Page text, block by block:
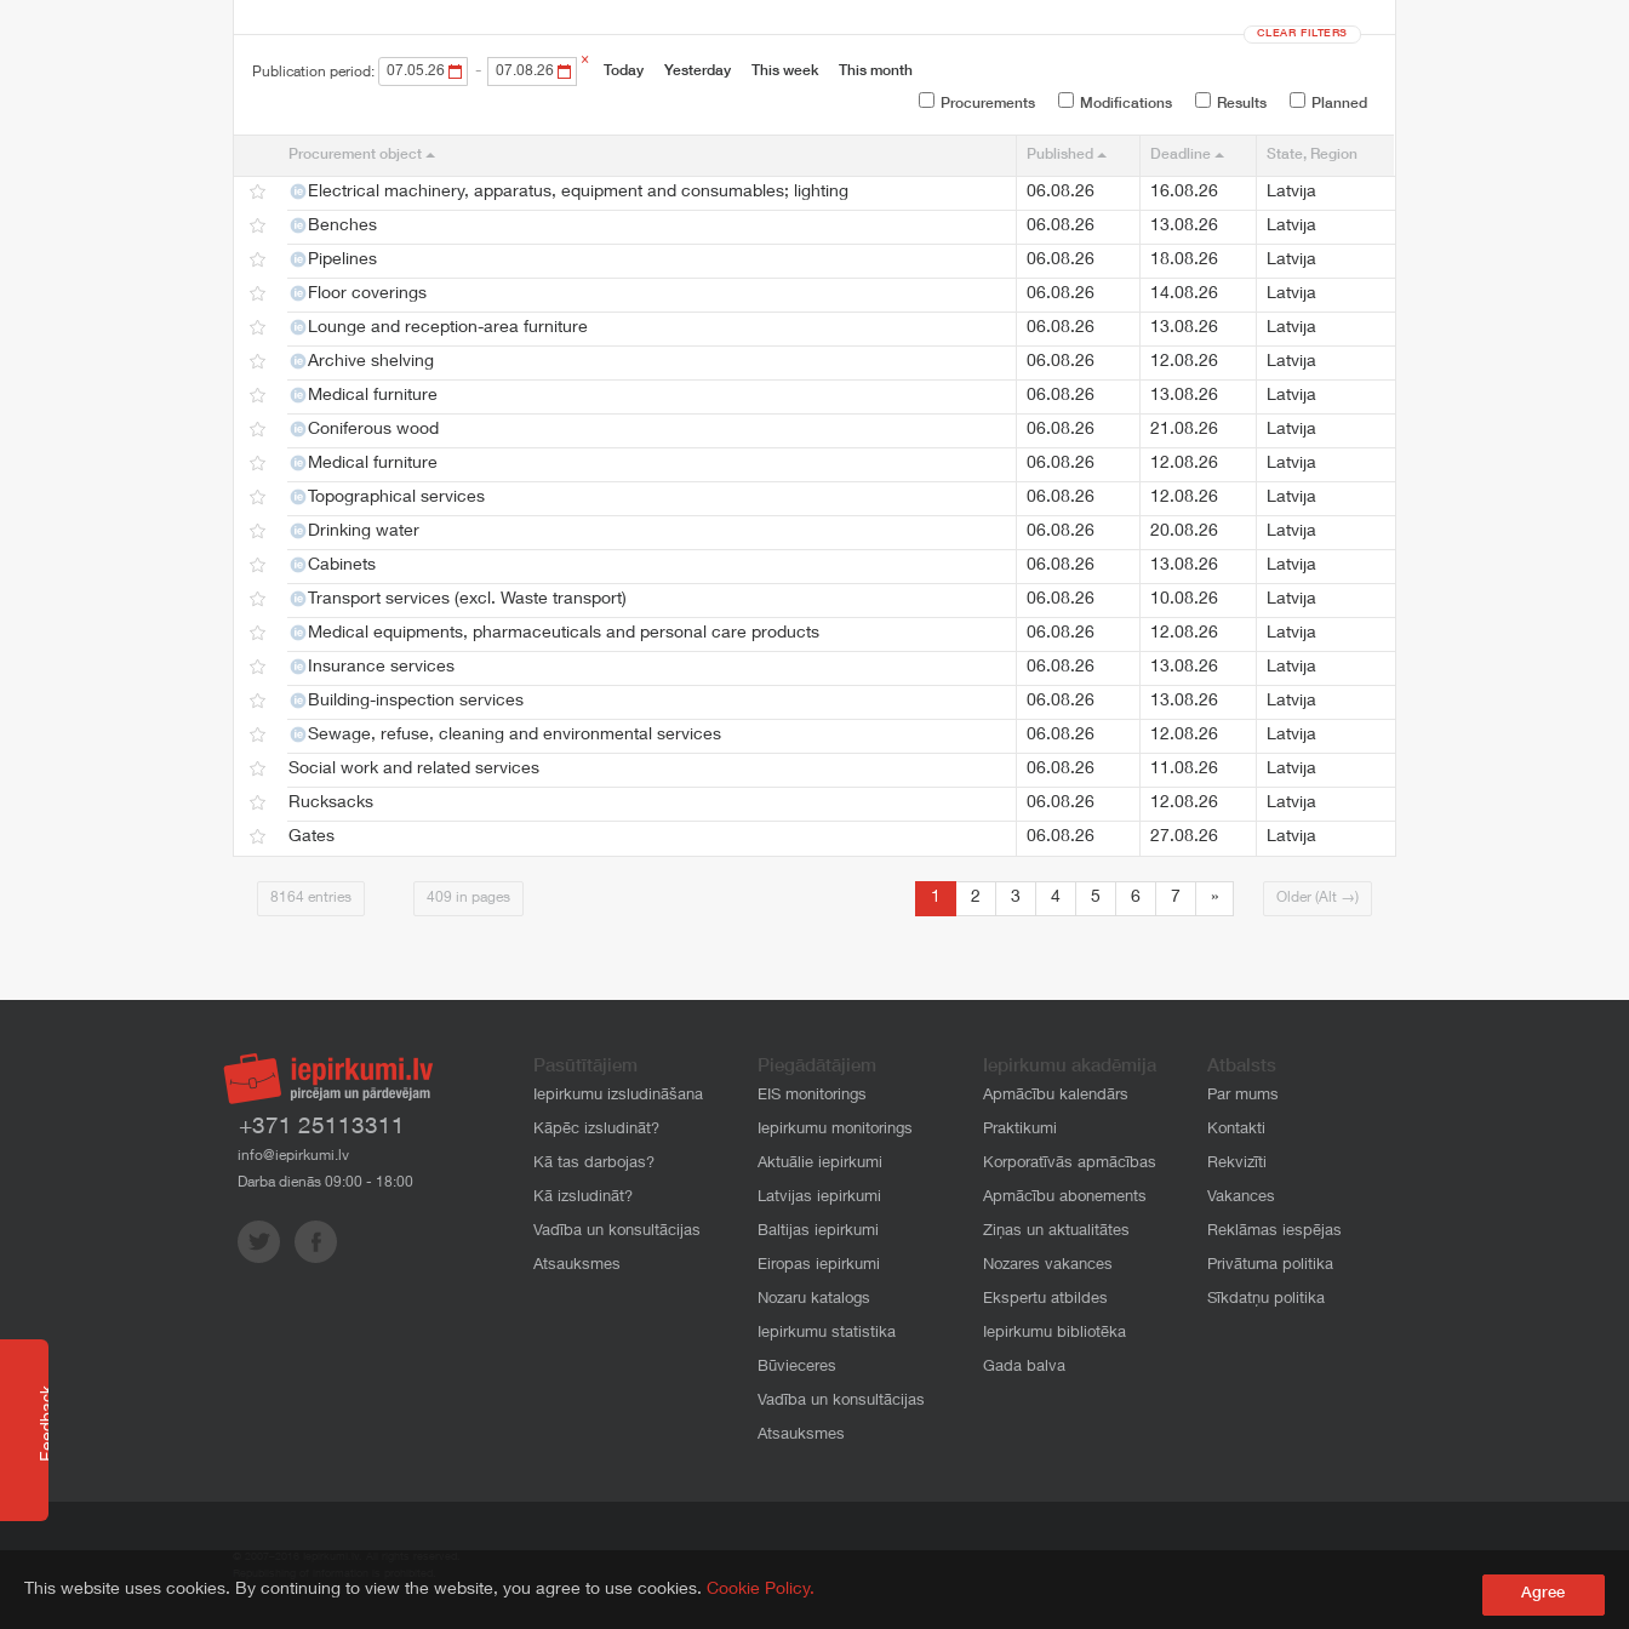
Publication period: -
×
Today
Yesterday This week This month
Procurements Modifications Results Planned
CLEAR FILTERS
Procurement object Published Deadline State, Region
Electrical machinery, apparatus, equipment and consumables; lighting 06.08.26 16.08.26
Latvija
Benches
06.08.26 13.08.26
Latvija
Pipelines
06.08.26 18.08.26
Latvija
Floor coverings
06.08.26 14.08.26
Latvija
Lounge and reception-area furniture
06.08.26 13.08.26
Latvija
Archive shelving
06.08.26 12.08.26
Latvija
Medical furniture
06.08.26 13.08.26
Latvija
Coniferous wood
06.08.26 21.08.26
Latvija
Medical furniture
06.08.26 12.08.26
Latvija
Topographical services
06.08.26 12.08.26
Latvija
Drinking water
06.08.26 20.08.26
Latvija
Cabinets
06.08.26 13.08.26
Latvija
Transport services (excl. Waste transport)
06.08.26 10.08.26
Latvija
Medical equipments, pharmaceuticals and personal care products
06.08.26 12.08.26
Latvija
Insurance services
06.08.26 13.08.26
Latvija
Building-inspection services
06.08.26 13.08.26
Latvija
Sewage, refuse, cleaning and environmental services
06.08.26 12.08.26
Latvija
Social work and related services
06.08.26 11.08.26
Latvija
Rucksacks
06.08.26 12.08.26
Latvija
Gates
06.08.26 27.08.26 Latvija
8164 entries 409 in pages 1 2 3 4 5 6 7 » Older (Alt →)
+371 25113311
info@iepirkumi.lv
Darba dienās 09:00 - 18:00
Pasūtītājiem
Iepirkumu izsludināšana
Kāpēc izsludināt?
Kā tas darbojas?
Kā izsludināt?
Vadība un konsultācijas
Atsauksmes
Piegādātājiem
EIS monitorings
Iepirkumu monitorings
Aktuālie iepirkumi
Latvijas iepirkumi
Baltijas iepirkumi
Eiropas iepirkumi
Nozaru katalogs
Iepirkumu statistika
Būvieceres
Vadība un konsultācijas
Atsauksmes
Iepirkumu akadēmija
Apmācību kalendārs
Praktikumi
Korporatīvās apmācības
Apmācību abonements
Ziņas un aktualitātes
Nozares vakances
Ekspertu atbildes
Iepirkumu bibliotēka
Gada balva
Atbalsts
Par mums
Kontakti
Rekvizīti
Vakances
Reklāmas iespējas
Privātuma politika
Sīkdatņu politika
This website uses cookies. By continuing to view the website, you agree to use cookies. Cookie Policy. Agree
Feedback